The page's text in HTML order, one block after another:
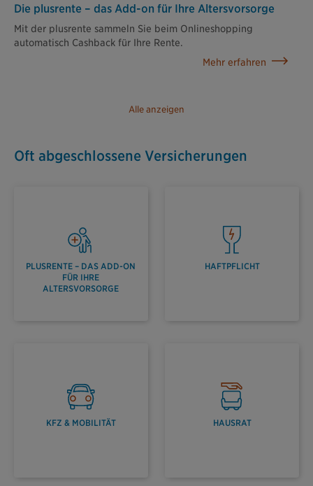
Alle anzeigen
Die plusrente – das Add-on für Ihre Altersvorsorge
Mit der plusrente sammeln Sie beim Onlineshopping
automatisch Cashback für Ihre Rente.
Mehr erfahren
Oft abgeschlossene Versicherungen
PLUSRENTE – DAS ADD-ON
FÜR IHRE
ALTERSVORSORGE
HAFTPFLICHT
KFZ & MOBILITÄT HAUSRAT